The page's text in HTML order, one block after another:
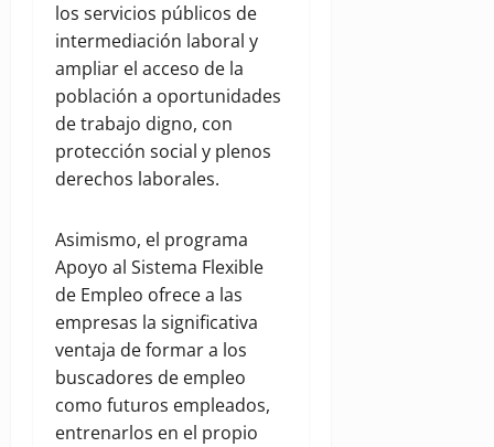
los servicios públicos de
intermediación laboral y
ampliar el acceso de la
población a oportunidades
de trabajo digno, con
protección social y plenos
derechos laborales.
Asimismo, el programa
Apoyo al Sistema Flexible
de Empleo ofrece a las
empresas la significativa
ventaja de formar a los
buscadores de empleo
como futuros empleados,
entrenarlos en el propio